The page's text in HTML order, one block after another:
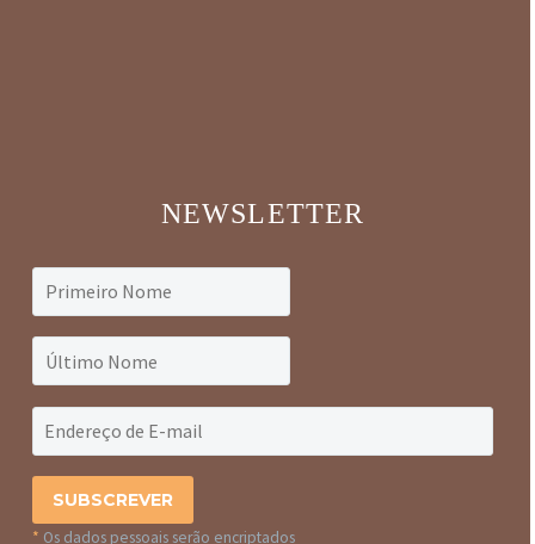
NEWSLETTER
* Os dados pessoais serão encriptados